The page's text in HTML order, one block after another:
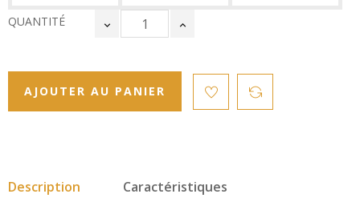
QUANTITÉ
AJOUTER AU PANIER
Description Caractéristiques